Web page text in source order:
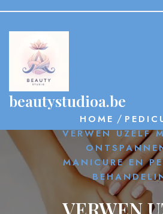
content
beautystudioa.be
HOME /
VERWEN UZELF
MANICURE EN